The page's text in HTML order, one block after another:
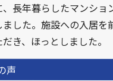
長年暮らしたマンシ
した。施設への入居
き、ほっとしました。
声